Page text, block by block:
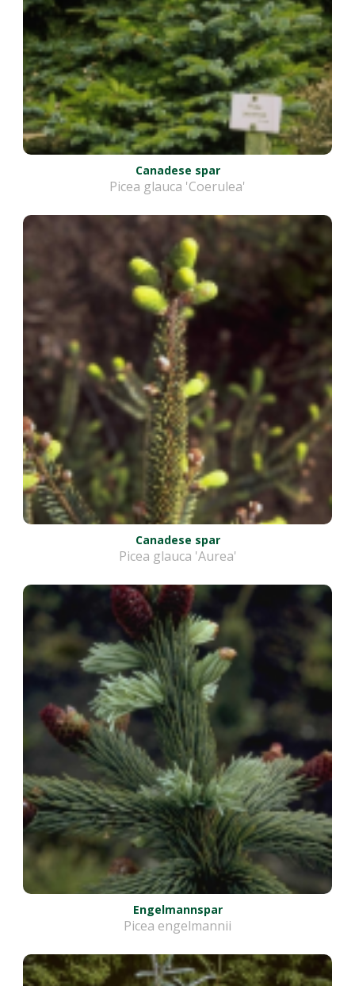
Canadese spar
Picea glauca 'Coerulea'
Canadese spar
Picea glauca 'Aurea'
Engelmannspar
Picea engelmannii